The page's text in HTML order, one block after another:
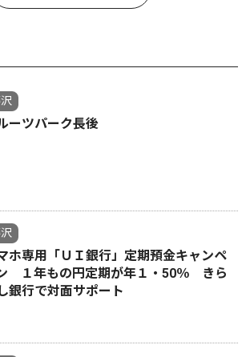
ーツパーク長後
ホ専用「ＵＩ銀行」定期預金キャンペ
１年もの円定期が年１・50％ きら
銀行で対面サポート